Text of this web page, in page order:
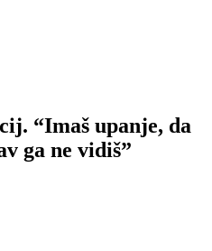
“Imaš upanje, da
ga ne vidiš”